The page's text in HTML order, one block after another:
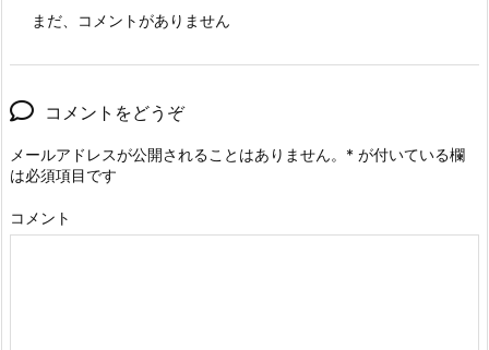
まだ、コメントがありません
コメントをどうぞ
メールアドレスが公開されることはありません。 * が付いている欄
は必須項目です
コメント